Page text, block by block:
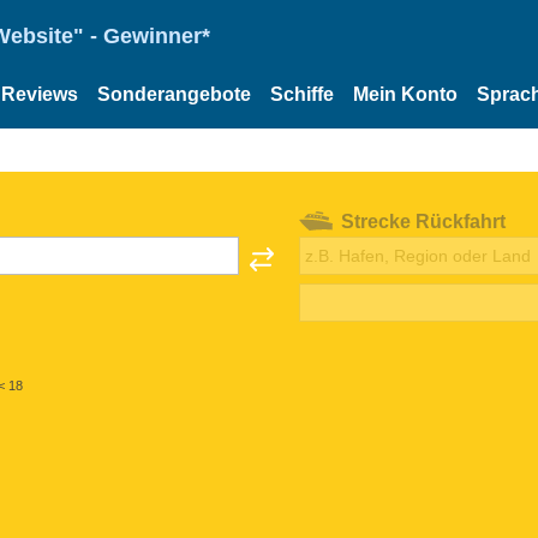
- Gewinner*
Reviews Sonderangebote Schiffe Mein Konto
18
Strecke Rückfahrt